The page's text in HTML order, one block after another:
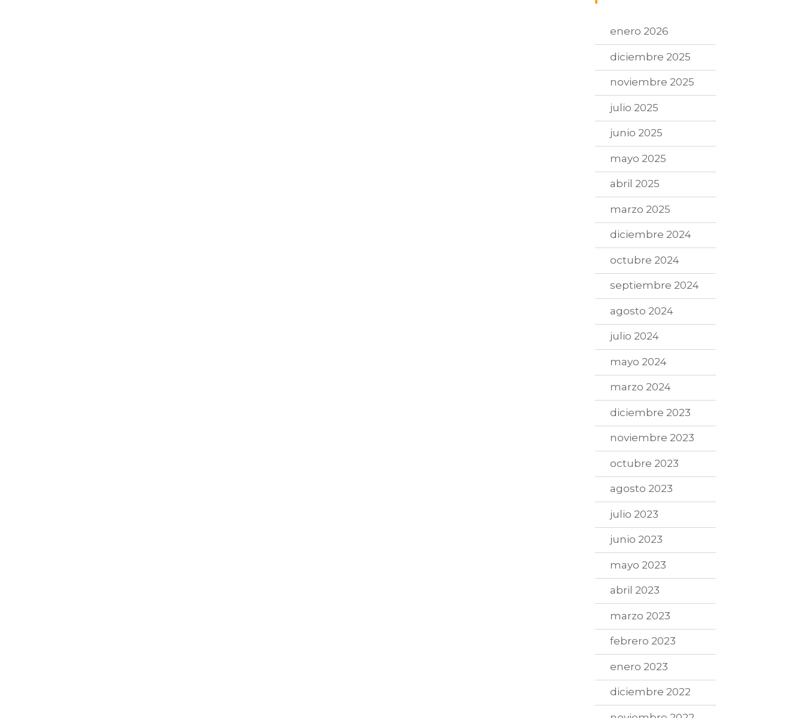
enero 2026
diciembre 2025
noviembre 2025
julio 2025
junio 2025
mayo 2025
abril 2025
marzo 2025
diciembre 2024
octubre 2024
septiembre 2024
agosto 2024
julio 2024
mayo 2024
marzo 2024
diciembre 2023
noviembre 2023
octubre 2023
agosto 2023
julio 2023
junio 2023
mayo 2023
abril 2023
marzo 2023
febrero 2023
enero 2023
diciembre 2022